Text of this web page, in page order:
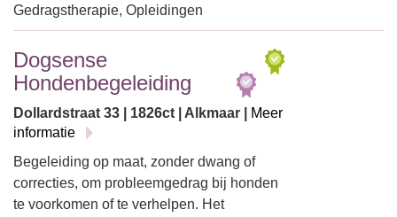
Gedragstherapie, Opleidingen
Dogsense
Hondenbegeleiding
Dollardstraat 33 | 1826ct | Alkmaar |
Meer
informatie
Begeleiding op maat, zonder dwang of
correcties, om probleemgedrag bij honden
te voorkomen of te verhelpen. Het